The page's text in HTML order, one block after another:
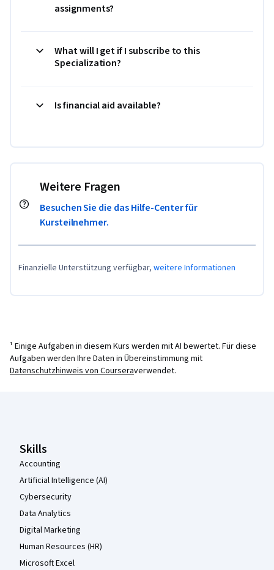
assignments?
What will I get if I subscribe to this
Specialization?
Is financial aid available?
Weitere Fragen
Besuchen Sie die das Hilfe-Center für
Kursteilnehmer.
Finanzielle Unterstützung verfügbar, weitere Informationen
¹ Einige Aufgaben in diesem Kurs werden mit AI bewertet. Für diese
Aufgaben werden Ihre Daten in Übereinstimmung mit
Datenschutzhinweis von Courseraverwendet.
Skills
Accounting
Artificial Intelligence (AI)
Cybersecurity
Data Analytics
Digital Marketing
Human Resources (HR)
Microsoft Excel